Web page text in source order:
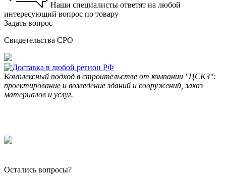
Наши специалисты ответят на любой
интересующий вопрос по товару
Задать вопрос
Свидетельства СРО
Комплексный подход в строительстве от компании "ЦСКЗ":
проектирование и возведение зданий и сооружений, заказ
материалов и услуг.
Остались вопросы?